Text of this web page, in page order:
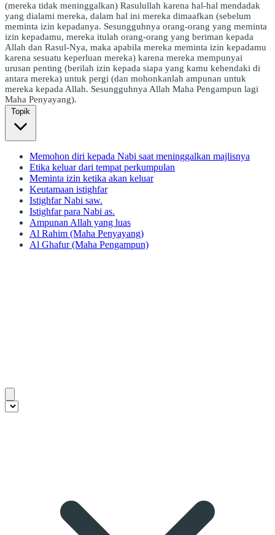
(mereka tidak meninggalkan) Rasulullah karena hal-hal mendadak
yang dialami mereka, dalam hal ini mereka dimaafkan (sebelum
meminta izin kepadanya. Sesungguhnya orang-orang yang meminta
izin kepadamu, mereka itulah orang-orang yang beriman kepada
Allah dan Rasul-Nya, maka apabila mereka meminta izin kepadamu
karena sesuatu keperluan mereka) karena mereka mempunyai
urusan penting (berilah izin kepada siapa yang kamu kehendaki di
antara mereka) untuk pergi (dan mohonkanlah ampunan untuk
mereka kepada Allah. Sesungguhnya Allah Maha Pengampun lagi
Maha Penyayang).
Topik
Memohon diri kepada Nabi saat meninggalkan majlisnya
Etika keluar dari tempat perkumpulan
Meminta izin ketika akan keluar
Keutamaan istighfar
Istighfar Nabi saw.
Istighfar para Nabi as.
Ampunan Allah yang luas
Al Rahim (Maha Penyayang)
Al Ghafur (Maha Pengampun)